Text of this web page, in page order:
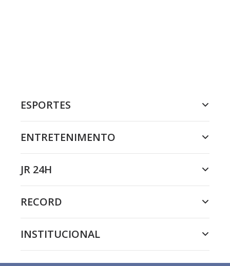
ESPORTES
ENTRETENIMENTO
JR 24H
RECORD
INSTITUCIONAL